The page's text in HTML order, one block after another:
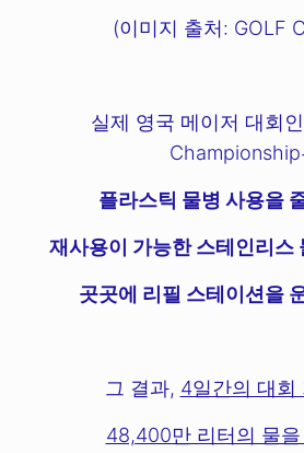
(이미지 출처: GOLF
실제 영국 메이저 대회
Championship
플라스틱 물병 사용을
재사용이 가능한 스테인리스
곳곳에 리필 스테이션을
그 결과, 4일간의 대회
48,400만 리터의 물을